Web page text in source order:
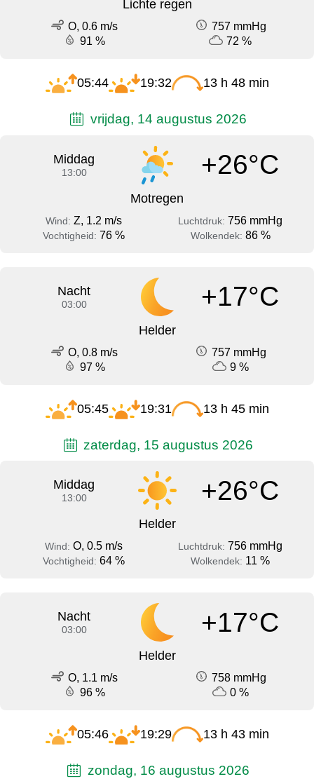
Lichte regen
O, 0.6 m/s
757 mmHg
91 %
72 %
05:44 19:32 13 h 48 min
vrijdag, 14 augustus 2026
Middag
13:00 +26°C
Motregen
Wind: Z, 1.2 m/s Luchtdruk: 756 mmHg
Vochtigheid: 76 % Wolkendek: 86 %
Nacht
03:00 +17°C
Helder
O, 0.8 m/s
757 mmHg
97 %
9 %
05:45 19:31 13 h 45 min
zaterdag, 15 augustus 2026
Middag
13:00 +26°C
Helder
Wind: O, 0.5 m/s Luchtdruk: 756 mmHg
Vochtigheid: 64 % Wolkendek: 11 %
Nacht
03:00 +17°C
Helder
O, 1.1 m/s
758 mmHg
96 %
0 %
05:46 19:29 13 h 43 min
zondag, 16 augustus 2026